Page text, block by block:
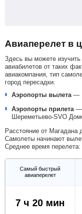
Авиаперелет в
Здесь вы можете
авиабилетов от таких
авиакомпания, тип
город пересадки.
Аэропорты вылета —
Аэропорты прилета —
Шереметьево-SVO
Расстояние от Магадана
Самолеты начинают
Среднее время перелета:
Самый быстрый
авиаперелет
7 ч 20 мин